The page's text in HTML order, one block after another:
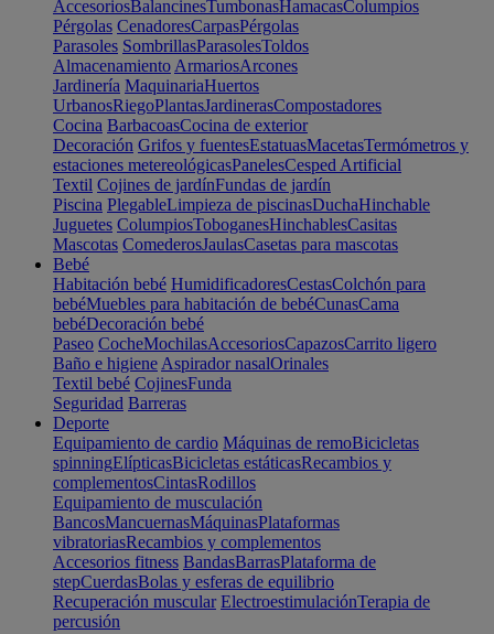
AccesoriosBalancinesTumbonasHamacasColumpios
Pérgolas CenadoresCarpasPérgolas
Parasoles SombrillasParasolesToldos
Almacenamiento ArmariosArcones
Jardinería MaquinariaHuertos
UrbanosRiegoPlantasJardinerasCompostadores
Cocina BarbacoasCocina de exterior
Decoración Grifos y fuentesEstatuasMacetasTermómetros y
estaciones metereológicasPanelesCesped Artificial
Textil Cojines de jardínFundas de jardín
Piscina PlegableLimpieza de piscinasDuchaHinchable
Juguetes ColumpiosToboganesHinchablesCasitas
Mascotas ComederosJaulasCasetas para mascotas
Bebé
Habitación bebé HumidificadoresCestasColchón para
bebéMuebles para habitación de bebéCunasCama
bebéDecoración bebé
Paseo CocheMochilasAccesoriosCapazosCarrito ligero
Baño e higiene Aspirador nasalOrinales
Textil bebé CojinesFunda
Seguridad Barreras
Deporte
Equipamiento de cardio Máquinas de remoBicicletas
spinningElípticasBicicletas estáticasRecambios y
complementosCintasRodillos
Equipamiento de musculación
BancosMancuernasMáquinasPlataformas
vibratoriasRecambios y complementos
Accesorios fitness BandasBarrasPlataforma de
stepCuerdasBolas y esferas de equilibrio
Recuperación muscular ElectroestimulaciónTerapia de
percusión